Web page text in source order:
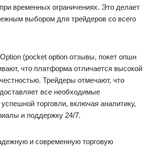
временных ограничениях. Это делает
выбором для трейдеров со всего
(pocket option отзывы, покет опшн
что платформа отличается высокой
Трейдеры отмечают, что
все необходимые
торговли, включая аналитику,
и поддержку 24/7.
и современную торговую